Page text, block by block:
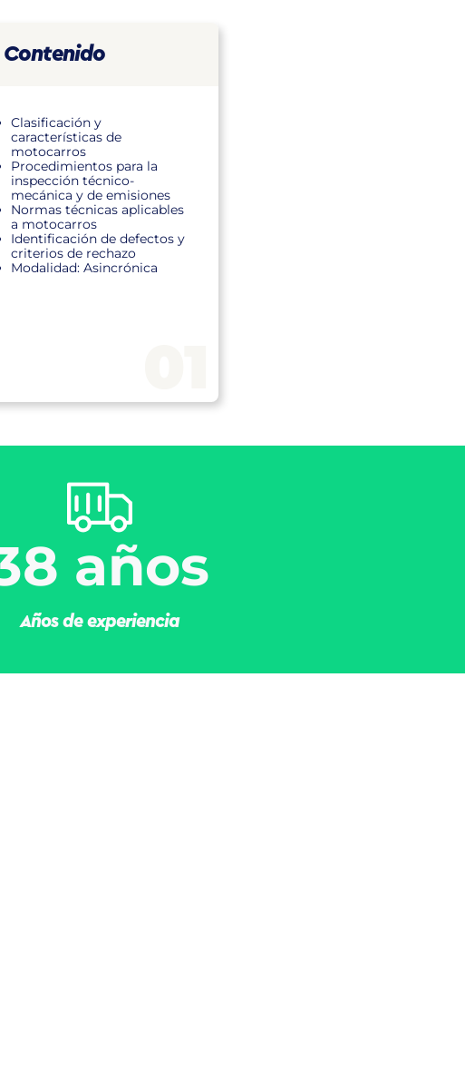
Contenido
Clasificación y
características de
motocarros
Procedimientos para la
inspección técnico-
mecánica y de emisiones
Normas técnicas aplicables
a motocarros
Identificación de defectos y
criterios de rechazo
Modalidad: Asincrónica
años
Años de experiencia